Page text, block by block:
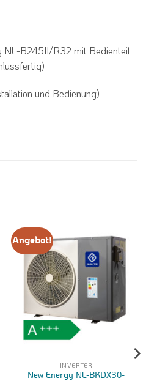
NL-B245II/R32 mit Bedienteil
und Bedienung)
Angebot!
INVERTER
New Energy NL-BKDX30-